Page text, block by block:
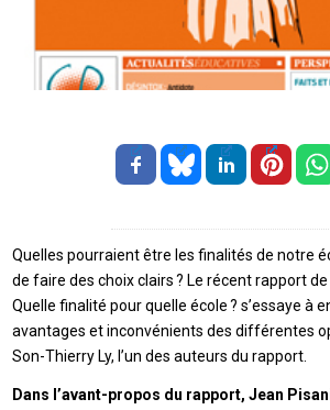
Quelles pourraient être les finalités de notre
de faire des choix clairs ? Le récent rapport
Quelle finalité pour quelle école ? s’essaye à
avantages et inconvénients des différentes
Son-Thierry Ly, l’un des auteurs du rapport.
Dans l’avant-propos du rapport, Jean